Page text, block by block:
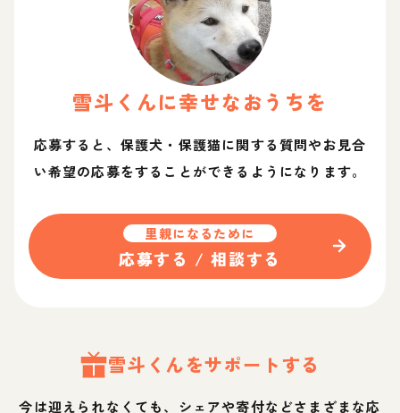
雪斗 くんに幸せなおうちを
応募すると、保護犬・保護猫に関する質問やお見合
い希望の応募をすることができるようになります。
里親になるために
応募する / 相談する
雪斗 くんをサポートする
今は迎えられなくても、シェアや寄付などさまざまな応